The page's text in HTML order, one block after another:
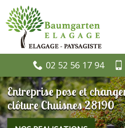
02 52 56 17 94
Entreprise pose et
clôture Chuisnes 28190